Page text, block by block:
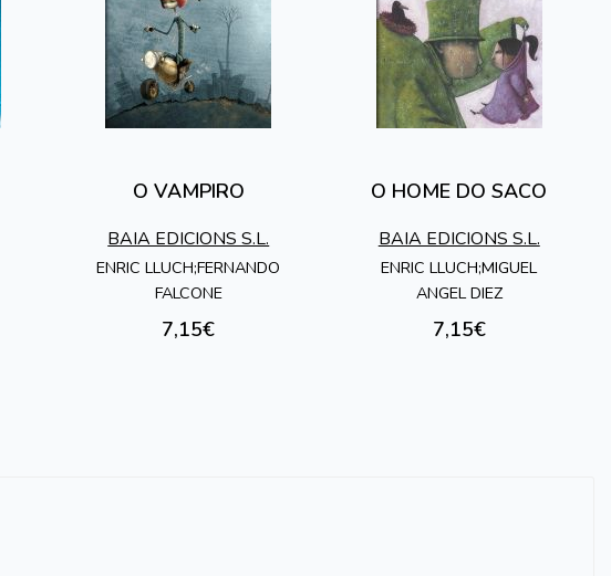
O VAMPIRO
BAIA EDICIONS S.L.
ENRIC LLUCH;FERNANDO
FALCONE
7,15€
O HOME DO SACO
BAIA EDICIONS S.L.
ENRIC LLUCH;MIGUEL
ANGEL DIEZ
7,15€